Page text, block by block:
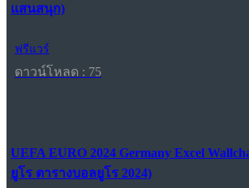
แสนสนุก)
ฟรีแวร์
ดาวน์โหลด : 75
UEFA EURO 2024 Germany Excel
ยูโร ตารางบอลยูโร 2024)